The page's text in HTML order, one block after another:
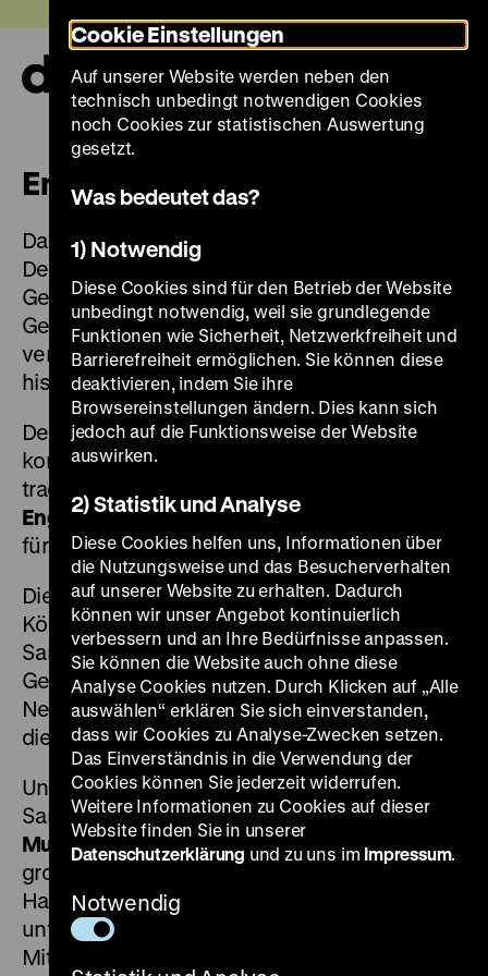
zum
Seiteninhalt
springen
Engagement
Das Deutsche Historische Museum (DHM) ist
Deutschlands nationales
Geschichtsmuseum. Es vermittelt deutsche
Geschichte im internationalen Kontext und
versteht sich als ein Ort der Stärkung
historischer Urteilskraft.
Der
institutionellen und Projektförderung
kommt im Engagment für das DHM die
tragende Rolle zu. Ebenso ist
Engagement und Mäzenatentum
für unser Haus.
Die Militaria-Bestände des einstigen
Königlich-Preußischen Zeughauses, die
Sammlungen des Museums für Deutsche
Geschichte (MfDG) sowie systematische
Neuerwerbungen und Schenkungenbilden
die
Sammlungdes DHM.
Unterstützt bei der Erweiterung seiner
Sammlung wird das DHM durch seinen
Museumsverein. Ihm sei daher an dieser Stelle
großer Dank ausgesprochen! Wenn Sie unser
Haus und unsere Arbeit zukünftig
unterstützen möchten, freuen wir uns, Sie als
Mitglied des Museumsvereins begrüßen zu
Cookie Einstellungen
Auf unserer Website werden neben den
technisch unbedingt notwendigen Cookies
noch Cookies zur statistischen Auswertung
gesetzt.
Was bedeutet das?
1) Notwendig
Diese Cookies sind für den Betrieb der Website
unbedingt notwendig, weil sie grundlegende
Funktionen wie Sicherheit, Netzwerkfreiheit und
Barrierefreiheit ermöglichen. Sie können diese
deaktivieren, indem Sie ihre
Browsereinstellungen ändern. Dies kann sich
jedoch auf die Funktionsweise der Website
auswirken.
2) Statistik und Analyse
Diese Cookies helfen uns, Informationen über
die Nutzungsweise und das Besucherverhalten
auf unserer Website zu erhalten. Dadurch
können wir unser Angebot kontinuierlich
verbessern und an Ihre Bedürfnisse anpassen.
Sie können die Website auch ohne diese
Analyse Cookies nutzen. Durch Klicken auf „Alle
auswählen“ erklären Sie sich einverstanden,
dass wir Cookies zu Analyse-Zwecken setzen.
Das Einverständnis in die Verwendung der
Cookies können Sie jederzeit widerrufen.
Weitere Informationen zu Cookies auf dieser
Website finden Sie in unserer
Datenschutzerklärung und zu uns im Impressum.
Notwendig